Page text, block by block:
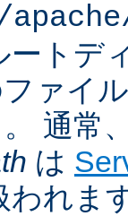
ートデ
ァイ
通常
は
われま